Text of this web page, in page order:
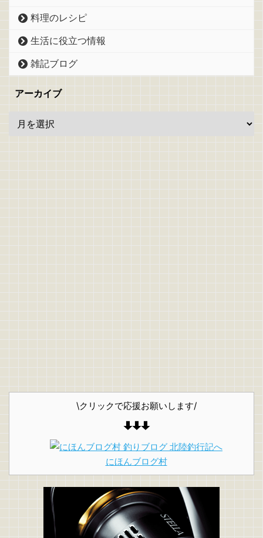
料理のレシピ
生活に役立つ情報
雑記ブログ
アーカイブ
\クリックで応援お願いします/
にほんブログ村